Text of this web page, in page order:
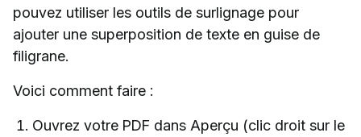
pouvez utiliser les outils de surlignage pour
ajouter une superposition de texte en guise de
filigrane.
Voici comment faire :
Ouvrez votre PDF dans Aperçu (clic droit sur le